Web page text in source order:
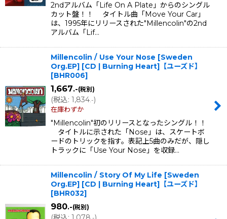
2ndアルバム「Life On A Plate」からのシングル
カット盤！！ タイトル曲「Move Your Car」
は、1995年にリリースされた"Millencolin"の2nd
アルバム「Lif…
Millencolin / Use Your Nose [Sweden
Org.EP] [CD | Burning Heart]【ユーズド】
[BHR006]
1,667.-(税別)
(税込: 1,834.-)
在庫わずか
"Millencolin"初のリリースとなったシングル！！
タイトルに示された「Nose」は、スケートボ
ードのトリックを指す。表記上5曲のみだが、隠し
トラックに「Use Your Nose」を収録…
Millencolin / Story Of My Life [Sweden
Org.EP] [CD | Burning Heart]【ユーズド】
[BHR032]
980.-(税別)